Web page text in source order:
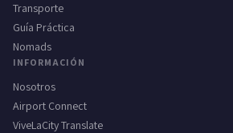
Transporte
Guía Práctica
Nomads
INFORMACIÓN
Nosotros
Airport Connect
ViveLaCity Translate